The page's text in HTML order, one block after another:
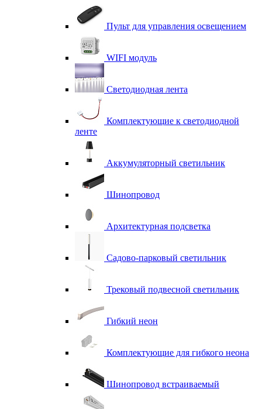
Пульт для управления освещением
WIFI модуль
Светодиодная лента
Комплектующие к светодиодной
ленте
Аккумуляторный светильник
Шинопровод
Архитектурная подсветка
Садово-парковый светильник
Трековый подвесной светильник
Гибкий неон
Комплектующие для гибкого неона
Шинопровод встраиваемый